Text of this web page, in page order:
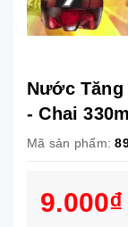
Nước Tăng
- Chai 330ml
Mã sản phẩm:
9.000₫